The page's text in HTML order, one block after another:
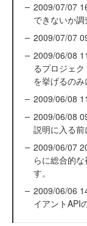
2009/07/07
できないか調
2009/07/07
2009/06/08
るプロジェ
を挙げるのみ
2009/06/08
2009/06/08
説明に入る
2009/06/07
らに総合的
す。
2009/06/06
イアントAPI